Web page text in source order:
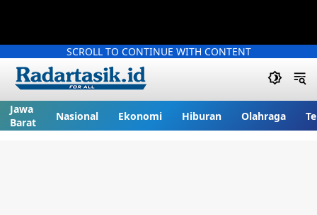
SCROLL TO CONTINUE WITH CONTENT
Jawa
Barat
Nasional Ekonomi Hiburan Olahraga